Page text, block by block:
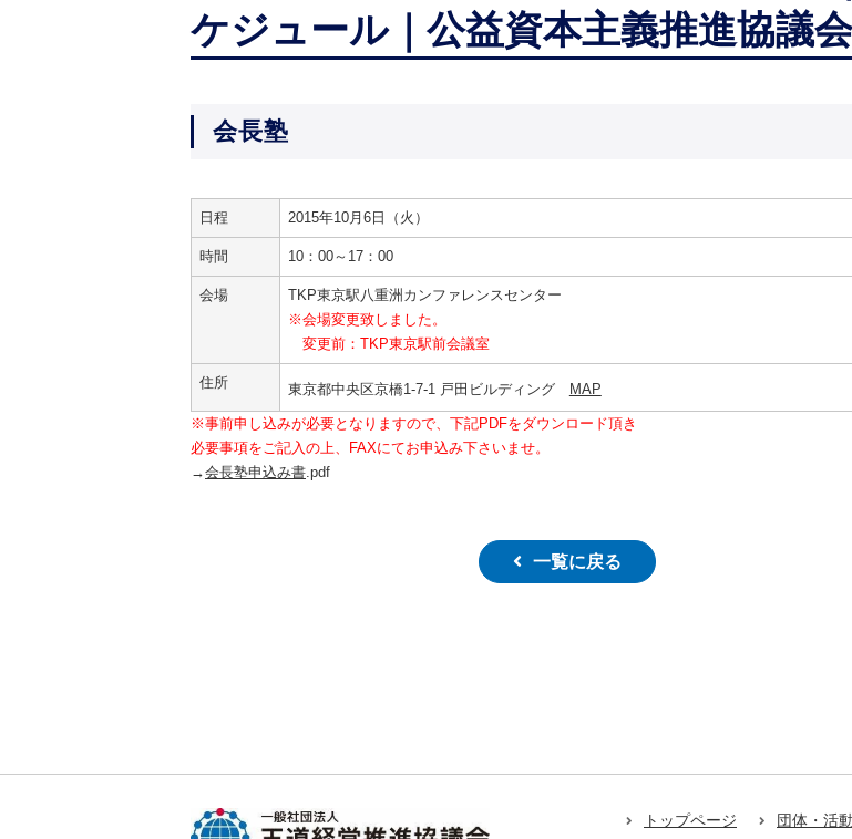
ケジュール｜公益資本主義推進協議会
会長塾
日程 2015年10月6日（火）
時間 10：00～17：00
会場
TKP東京駅八重洲カンファレンスセンター
※会場変更致しました。
変更前：TKP東京駅前会議室
住所 東京都中央区京橋1-7-1 戸田ビルディング MAP
※事前申し込みが必要となりますので、下記PDFをダウンロード頂き
必要事項をご記入の上、FAXにてお申込み下さいませ。
→会長塾申込み書.pdf
一覧に戻る
トップページ 団体・活